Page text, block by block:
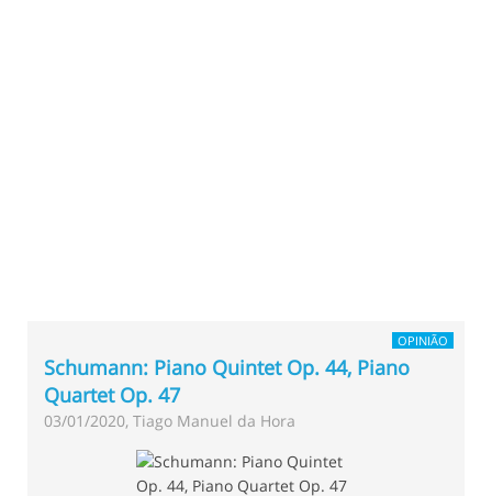
OPINIÃO
Schumann: Piano Quintet Op. 44, Piano
Quartet Op. 47
03/01/2020, Tiago Manuel da Hora